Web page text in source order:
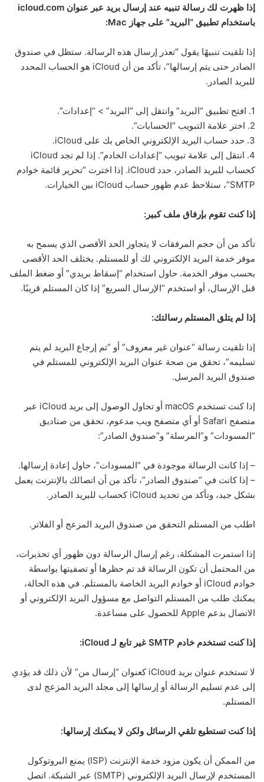
إذا ظهرت لك رسالة تنبيه عند إرسال بريد عبر عنوان icloud.com
باستخدام تطبيق “البريد” على جهاز Mac:
إذا تلقيت تنبيهًا يقول “تعذر إرسال هذه الرسالة. ستظل في صندوق
الصادر حتى يتم إرسالها”، تأكد من أن iCloud هو الحساب المحدد
للبريد الصادر.
1. افتح تطبيق “البريد” وانتقل إلى “البريد” > “إعدادات”.
2. اختر علامة التبويب “الحسابات”.
3. حدد حساب البريد الإلكتروني الخاص بك على iCloud.
4. انتقل إلى علامة تبويب “إعدادات الخادم”. إذا لم تجد iCloud
كحساب للبريد الصادر، حدد iCloud. إذا اخترت “تحرير قائمة خوادم
SMTP”، ستلاحظ عدم ظهور حساب iCloud بين الخيارات.
إذا كنت تقوم بإرفاق ملف كبير:
تأكد من أن حجم المرفقات لا يتجاوز الحد الأقصى الذي يسمح به
موفر خدمة البريد الإلكتروني لك أو للمستلم. يختلف الحد الأقصى
بحسب موفر الخدمة. حاول استخدام “إسقاط بريدي” أو ضغط الملف
قبل الإرسال، أو استخدم “الإرسال السريع” إذا كان المستلم قريبًا.
إذا لم يتلق المستلم رسالتك:
إذا تلقيت رسالة “عنوان غير معروف” أو “تم إرجاع البريد لم يتم
تسليمه”، تحقق من صحة عنوان البريد الإلكتروني للمستلم في
صندوق البريد المرسل.
إذا كنت تستخدم macOS أو تحاول الوصول إلى بريد iCloud عبر
متصفح Safari أو أي متصفح ويب مدعوم، تحقق من صناديق
“المسودات” و”المرسلة” و”صندوق الصادر”:
– إذا كانت الرسالة موجودة في “المسودات”، حاول إعادة إرسالها.
– إذا كانت في “صندوق الصادر”، تأكد من أن اتصالك بالإنترنت يعمل
بشكل جيد، وتأكد من تحديد iCloud كحساب للبريد الصادر.
اطلب من المستلم التحقق من صندوق البريد المزعج أو الفلاتر.
إذا استمرت المشكلة، رغم إرسال الرسالة دون ظهور أي تحذيرات،
من المحتمل أن تكون الرسالة قد تم حظرها أو تصفيتها بواسطة
خوادم iCloud أو خوادم البريد الخاصة بالمستلم. في هذه الحالة،
يمكنك طلب من المستلم التواصل مع مسؤول البريد الإلكتروني أو
الاتصال بدعم Apple للحصول على مساعدة.
إذا كنت تستخدم خادم SMTP غير تابع لـ iCloud:
لا تستخدم عنوان بريد iCloud كعنوان “إرسال من” لأن ذلك قد يؤدي
إلى عدم تسليم الرسالة أو إرسالها إلى مجلد البريد المزعج لدى
المستلم.
إذا كنت تستطيع تلقي الرسائل ولكن لا يمكنك إرسالها:
من الممكن أن يكون مزود خدمة الإنترنت (ISP) يمنع البروتوكول
المستخدم لإرسال البريد الإلكتروني (SMTP) عبر الشبكة. اتصل